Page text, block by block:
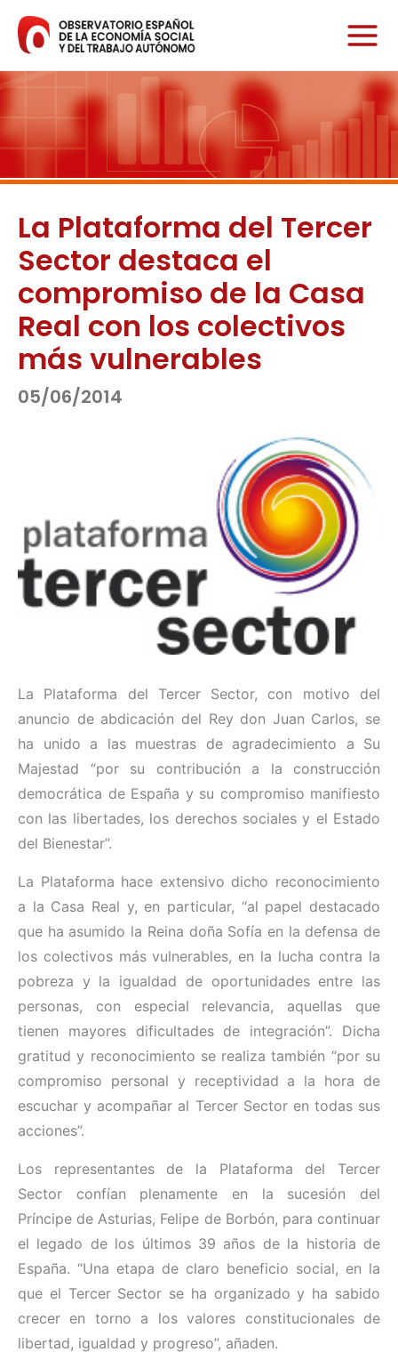
contenido
La Plataforma del Tercer
Sector destaca el
compromiso de la Casa
Real con los colectivos
más vulnerables
05/06/2014
La Plataforma del Tercer Sector, con motivo del
anuncio de abdicación del Rey don Juan Carlos, se
ha unido a las muestras de agradecimiento a Su
Majestad “por su contribución a la construcción
democrática de España y su compromiso manifiesto
con las libertades, los derechos sociales y el Estado
del Bienestar”.
La Plataforma hace extensivo dicho reconocimiento
a la Casa Real y, en particular, “al papel destacado
que ha asumido la Reina doña Sofía en la defensa de
los colectivos más vulnerables, en la lucha contra la
pobreza y la igualdad de oportunidades entre las
personas, con especial relevancia, aquellas que
tienen mayores dificultades de integración”. Dicha
gratitud y reconocimiento se realiza también “por su
compromiso personal y receptividad a la hora de
escuchar y acompañar al Tercer Sector en todas sus
acciones”.
Los representantes de la Plataforma del Tercer
Sector confían plenamente en la sucesión del
Príncipe de Asturias, Felipe de Borbón, para continuar
el legado de los últimos 39 años de la historia de
España. “Una etapa de claro beneficio social, en la
que el Tercer Sector se ha organizado y ha sabido
crecer en torno a los valores constitucionales de
libertad, igualdad y progreso”, añaden.